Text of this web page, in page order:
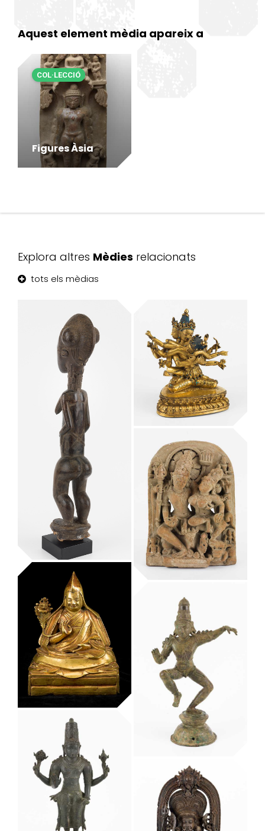
Aquest element mèdia apareix a
Figures Àsia
COL·LECCIÓ
Explora altres Mèdies relacionats
tots els mèdias
Figura waka
sran per al culte
als esperits
(waka sran:
blolo bla o asie
usu)
Guhyasamaja
Manjuvajra i la
seva consort
Vidyadhara
Museu Etnològic i de Cultures del Món
Kelzang Gyatso,
7è dalai-lama
(1708-1757)
Shiva i Parvati